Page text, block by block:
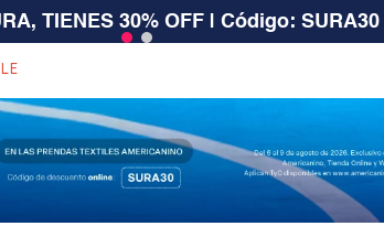
EXTRA desde $400.000 en SALE|